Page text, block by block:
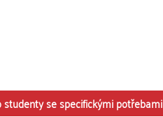
se specifickými potřebami